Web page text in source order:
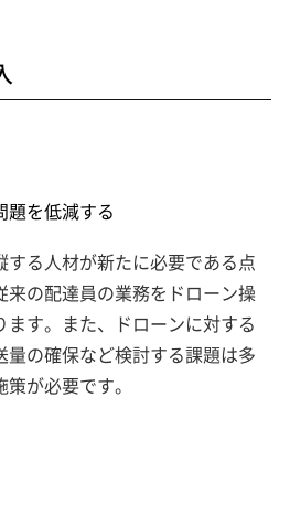
題を低減する
る人材が新たに必要である点
の配達員の業務をドローン操
す。また、ドローンに対する
の確保など検討する課題は多
が必要です。